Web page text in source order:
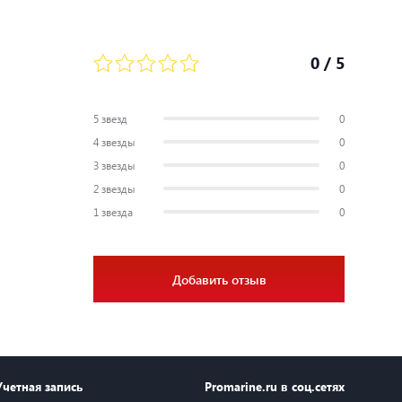
0 / 5
5 звезд
0
4 звезды
0
3 звезды
0
2 звезды
0
1 звезда
0
Добавить отзыв
запись Promarine.ru в соц.сетях